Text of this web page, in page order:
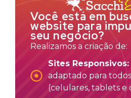
Você está em
website para
seu negócio?
Realizamos a criação de:
Sites Responsivos:
adaptado para
(celulares, tablets e